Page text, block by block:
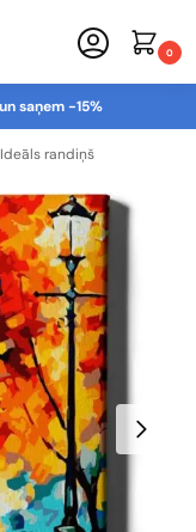
0
saņem -15%
Ideāls randiņš